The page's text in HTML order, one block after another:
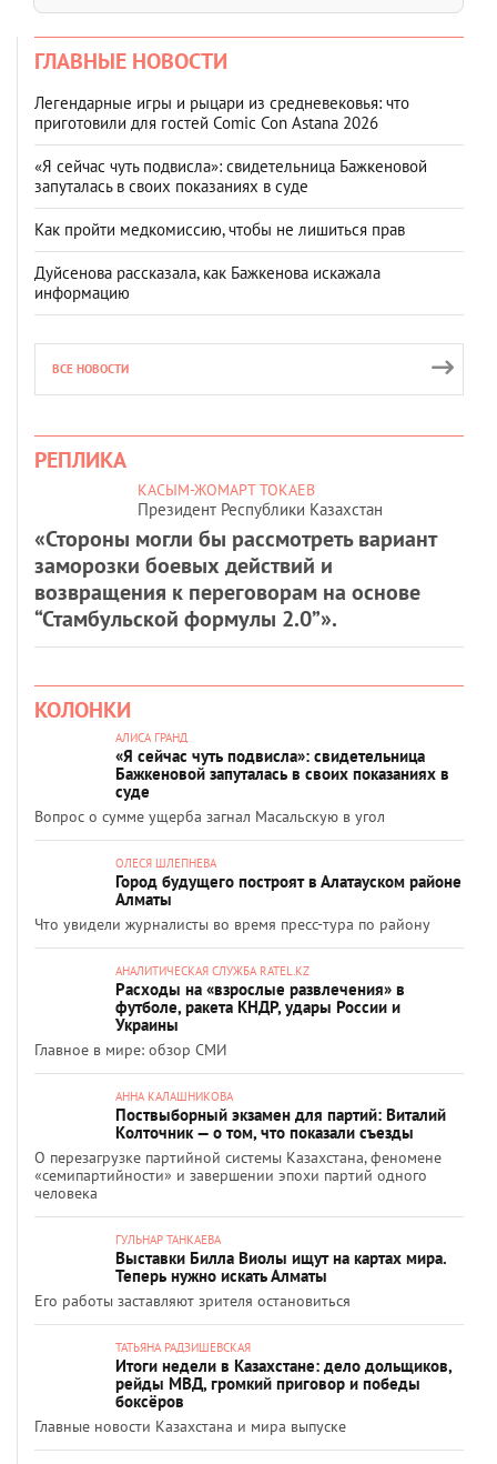
ГЛАВНЫЕ НОВОСТИ
Легендарные игры и рыцари из средневековья: что
приготовили для гостей Comic Con Astana 2026
«Я сейчас чуть подвисла»: свидетельница Бажкеновой
запуталась в своих показаниях в суде
Как пройти медкомиссию, чтобы не лишиться прав
Дуйсенова рассказала, как Бажкенова искажала
информацию
ВСЕ НОВОСТИ
РЕПЛИКА
КАСЫМ-ЖОМАРТ ТОКАЕВ
Президент Республики Казахстан
«Стороны могли бы рассмотреть вариант
заморозки боевых действий и
возвращения к переговорам на основе
“Стамбульской формулы 2.0”».
КОЛОНКИ
АЛИСА ГРАНД
«Я сейчас чуть подвисла»: свидетельница
Бажкеновой запуталась в своих показаниях в
суде
Вопрос о сумме ущерба загнал Масальскую в угол
ОЛЕСЯ ШЛЕПНЕВА
Город будущего построят в Алатауском районе
Алматы
Что увидели журналисты во время пресс-тура по району
АНАЛИТИЧЕСКАЯ СЛУЖБА RATEL.KZ
Расходы на «взрослые развлечения» в
футболе, ракета КНДР, удары России и
Украины
Главное в мире: обзор СМИ
АННА КАЛАШНИКОВА
Поствыборный экзамен для партий: Виталий
Колточник — о том, что показали съезды
О перезагрузке партийной системы Казахстана, феномене
«семипартийности» и завершении эпохи партий одного
человека
ГУЛЬНАР ТАНКАЕВА
Выставки Билла Виолы ищут на картах мира.
Теперь нужно искать Алматы
Его работы заставляют зрителя остановиться
ТАТЬЯНА РАДЗИШЕВСКАЯ
Итоги недели в Казахстане: дело дольщиков,
рейды МВД, громкий приговор и победы
боксёров
Главные новости Казахстана и мира выпуске